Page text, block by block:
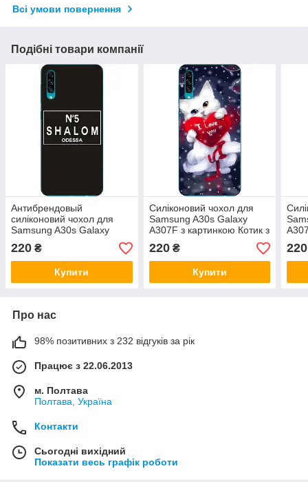
Всі умови повернення
Подібні товари компанії
Антибрендовый
силіконовий чохол для
Samsung A30s Galaxy
Shalom №5 Odessa
220 ₴
Купити
Силіконовий чохол для
Samsung A30s Galaxy
A307F з картинкою Котик з
220₴
Купити
220
Про нас
98% позитивних з 232 відгуків за рік
Працює з 22.06.2013
м. Полтава
Полтава, Україна
Контакти
Сьогодні вихідний
Показати весь графік роботи